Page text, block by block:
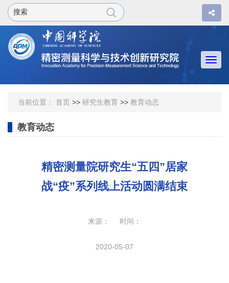
当前位置： 首页 >> 研究生教育 >> 教育动态
教育动态
精密测量院研究生“五四”居家
战“疫”系列线上活动圆满结束
来源： 时间：
2020-05-07